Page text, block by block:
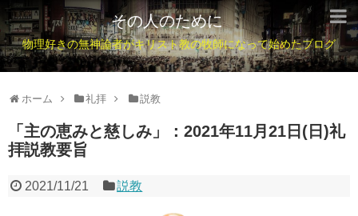
その人のために
物理好きの無神論者がキリスト教の牧師になって始めたブログ
ホーム 礼拝 説教
「主の恵みと慈しみ」：2021年11月21日(日)礼
拝説教要旨
2021/11/21 説教